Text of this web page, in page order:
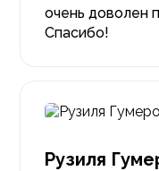
очень доволен
Спасибо!
Рузиля